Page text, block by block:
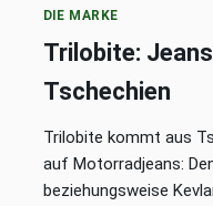
DIE MARKE
Trilobite:
Tschechien
Trilobite kommt aus
auf Motorradjeans:
beziehungsweise